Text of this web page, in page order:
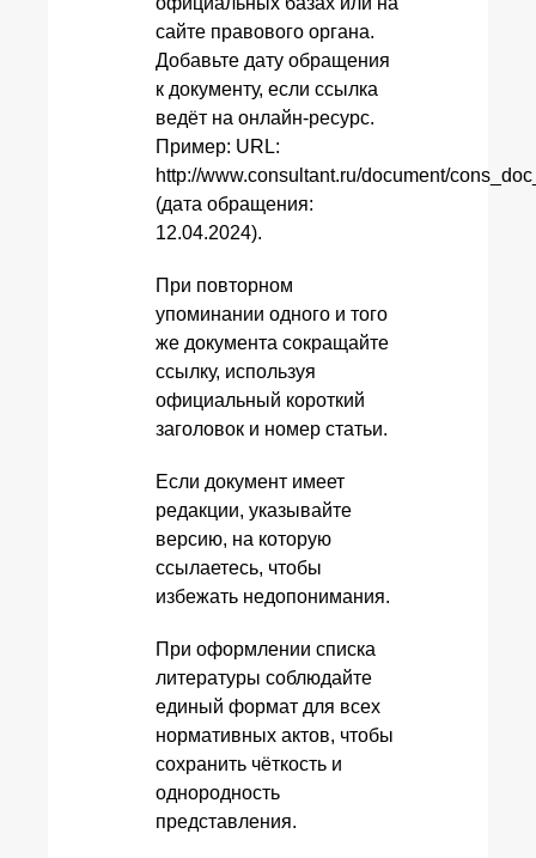
сайте правового органа.
Добавьте дату обращения
к документу, если ссылка
ведёт на онлайн-ресурс.
Пример: URL:
http://www.consultant.ru/document/
(дата обращения:
12.04.2024).
При повторном
упоминании одного и того
же документа сокращайте
ссылку, используя
официальный короткий
заголовок и номер статьи.
Если документ имеет
редакции, указывайте
версию, на которую
ссылаетесь, чтобы
избежать недопонимания.
При оформлении списка
литературы соблюдайте
единый формат для всех
нормативных актов, чтобы
сохранить чёткость и
однородность
представления.